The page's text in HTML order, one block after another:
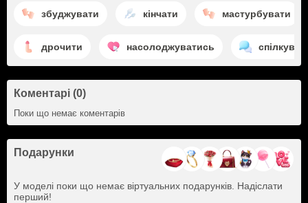
збуджувати кінчати мастурбувати
дрочити насолоджуватись
Коментарі (0)
Поки що немає коментарів
Подарунки
У моделі поки що немає віртуальних подарунків. Надіслати
перший!